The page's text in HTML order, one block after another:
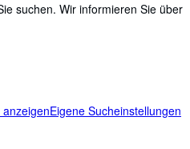
suchen. Wir informieren Sie über
Eigene Sucheinstellungen